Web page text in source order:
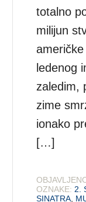
totalno
milijun
ledenog
zaledim,
zime
ionako
[…]
OZNAKE: 2.
SINATRA